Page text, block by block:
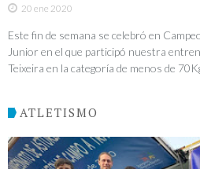
20 ene 2020
Este fin de semana se celebró en
Junior en el que participó nuestra
Teixeira en la categoría de menos de
ATLETISMO